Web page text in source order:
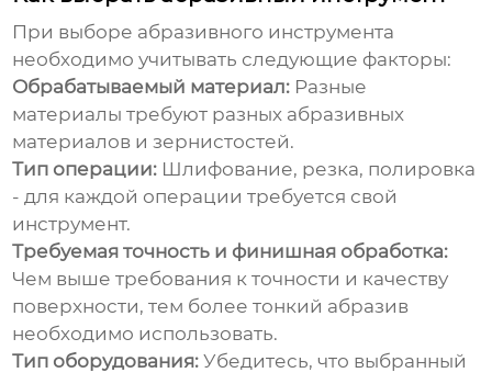
При выборе абразивного инструмента
необходимо учитывать следующие факторы:
Обрабатываемый материал: Разные
материалы требуют разных абразивных
материалов и зернистостей.
Тип операции: Шлифование, резка, полировка
- для каждой операции требуется свой
инструмент.
Требуемая точность и финишная обработка:
Чем выше требования к точности и качеству
поверхности, тем более тонкий абразив
необходимо использовать.
Тип оборудования: Убедитесь, что выбранный